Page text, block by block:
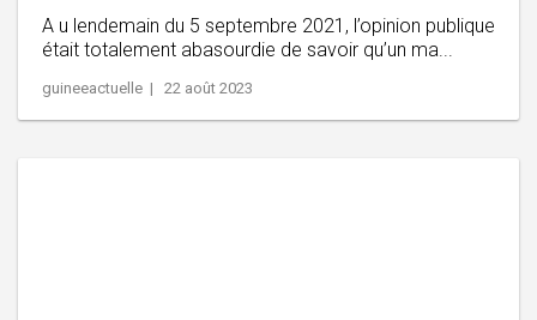
A u lendemain du 5 septembre 2021, l’opinion publique
était totalement abasourdie de savoir qu’un ma...
guineeactuelle | 22 août 2023